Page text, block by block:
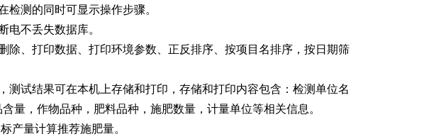
测的同时可显示操作步骤。
不丢失数据库。
除、打印数据、打印环境参数、正反排序、按项目名排序，按日期筛
测试结果可在本机上存储和打印，存储和打印内容包含：检测单位名
量，作物品种，肥料品种，施肥数量，计量单位等相关信息。
产量计算推荐施肥量。